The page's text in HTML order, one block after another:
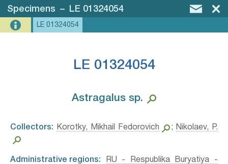
Specimens – LE 01324054
LE 01324054
LE 01324054
Astragalus sp.⁣
Collectors: Korotky, Mikhail Fedorovich ; Nikolaev, P.
Administrative regions:
RU - Respublika Buryatiya -